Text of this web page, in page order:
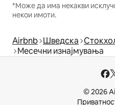
*Може да има некакви
некои имоти.
Airbnb Шведска
Месечни изнајмувања
© 2026